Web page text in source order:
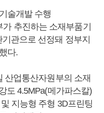
술개발 수행
추진하는 소재부품기
관으로 선정돼 정부지
다.
산업통산자원부의 소재
도 4.5MPa(메가파스칼)
지능형 주형 3D프린팅